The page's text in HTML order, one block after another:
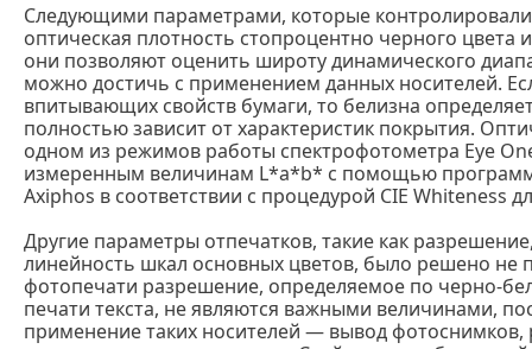
Следующими параметрами, которые
оптическая плотность стопроцентно черного цвета
они позволяют оценить широту динамического
можно достичь с применением данных носителей.
впитывающих свойств бумаги, то белизна
полностью зависит от характеристик покрытия.
одном из режимов работы спектрофотометра Eye
измеренным величинам L*a*b* с помощью
Axiphos в соответствии с процедурой CIE Whiteness
Другие параметры отпечатков, такие как
линейность шкал основных цветов, было решено не
фотопечати разрешение, определяемое по черно-
печати текста, не являются важными величинами,
применение таких носителей — вывод